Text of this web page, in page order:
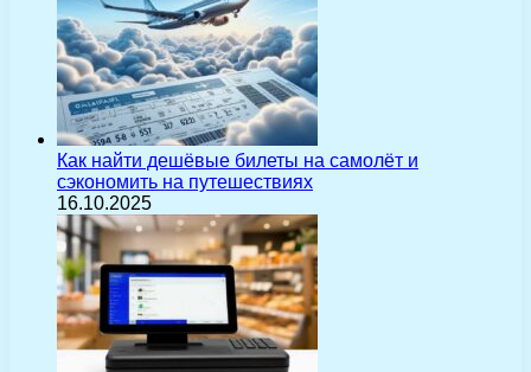
Как найти дешёвые билеты на самолёт и
сэкономить на путешествиях
16.10.2025